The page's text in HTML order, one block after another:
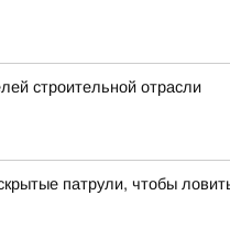
строительной отрасли
патрули, чтобы